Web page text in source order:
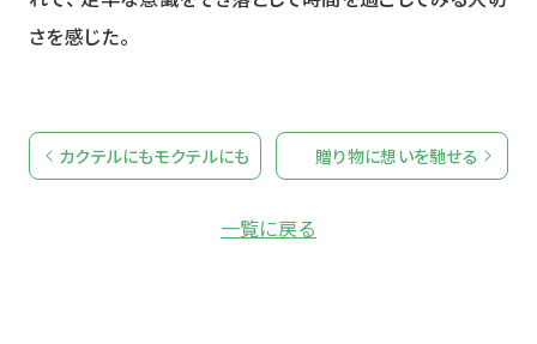
さを感じた。
カクテルにもモクテルにも
一覧に戻る
贈り物に想いを馳せる